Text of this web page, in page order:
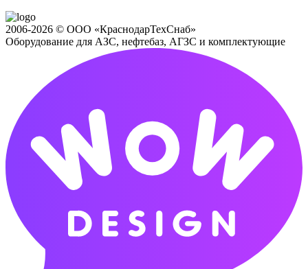
2006-2026 © ООО «КраснодарТехСнаб»
Оборудование для АЗС, нефтебаз, АГЗС и комплектующие